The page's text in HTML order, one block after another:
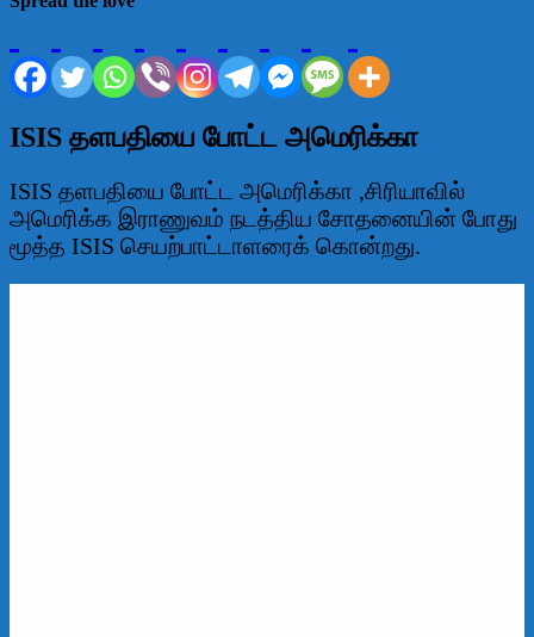
ISIS தளபதியை போட்ட அமெரிக்கா
ISIS தளபதியை போட்ட அமெரிக்கா ,சிரியாவில்
அமெரிக்க இராணுவம் நடத்திய சோதனையின் போது
மூத்த ISIS செயற்பாட்டாளரைக் கொன்றது.